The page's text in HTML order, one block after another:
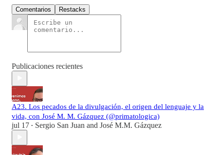
Comentarios Restacks
Publicaciones recientes
A23. Los pecados de la divulgación, el origen del lenguaje y la
vida, con José M. M. Gázquez (@primatologica)
jul 17 • Sergio San Juan and José M.M. Gázquez